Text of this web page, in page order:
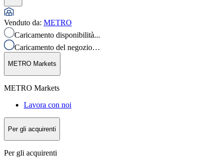
Venduto da: METRO
Caricamento disponibilità...
Caricamento del negozio…
METRO Markets
METRO Markets
Lavora con noi
Per gli acquirenti
Per gli acquirenti